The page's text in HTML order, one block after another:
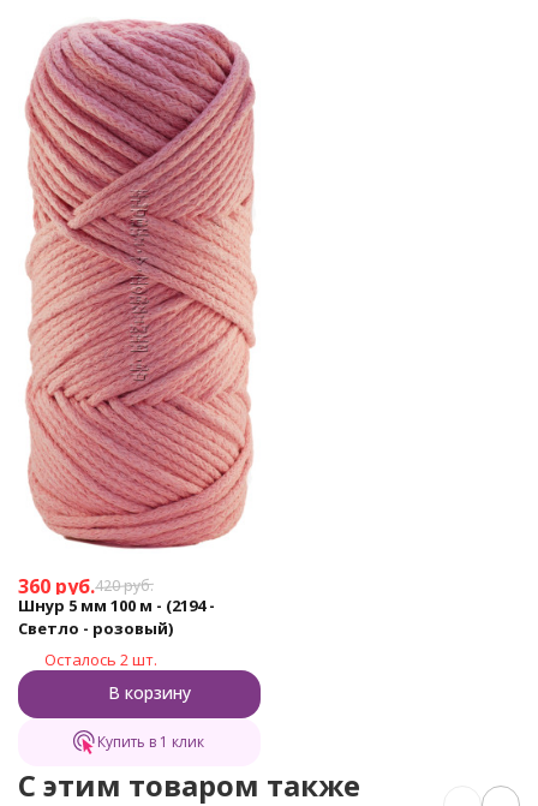
360 руб.420руб.
Шнур 5 мм 100 м - (2194 -
Светло - розовый)
Осталось 2 шт.
В корзину
Купить в 1 клик
C этим товаром также